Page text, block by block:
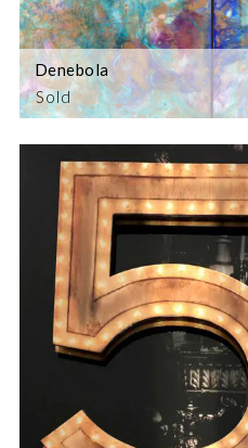
Sold
Denebola